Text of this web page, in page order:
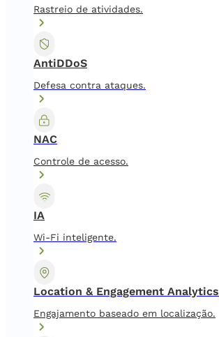
Rastreio de atividades.
AntiDDoS
Defesa contra ataques.
NAC
Controle de acesso.
IA
Wi-Fi inteligente.
Location & Engagement Analytics
Engajamento baseado em localização.